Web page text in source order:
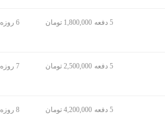
5 دفعه 1,800,000 تومان 6 روزه
5 دفعه 2,500,000 تومان 7 روزه
5 دفعه 4,200,000 تومان 8 روزه